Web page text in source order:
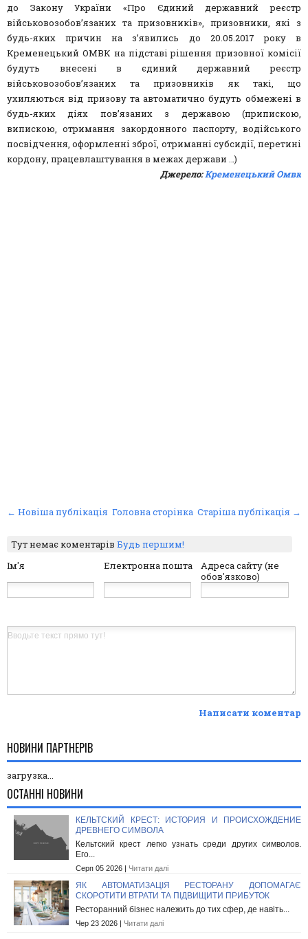
до Закону України «Про Єдиний державний реєстр
військовозобов’язаних та призовників», призовники, які з
будь-яких причин на з’явились до 20.05.2017 року в
Кременецький ОМВК на підставі рішення призовної комісії
будуть внесені в єдиний державний реєстр
військовозобов’язаних та призовників як такі, що
ухиляються від призову та автоматично будуть обмежені в
будь-яких діях пов’язаних з державою (припискою,
випискою, отримання закордонного паспорту, водійського
посвідчення, оформленні зброї, отриманні субсидії, перетині
кордону, працевлаштування в межах держави …)
Джерело:Кременецький Омвк
← Новіша публікація Старіша публікація →
Головна сторінка
Тут немає коментарівБудь першим!
Ім'я
Електронна пошта
Адреса сайту (не
обов'язково)
Написати коментар
НОВИНИ ПАРТНЕРІВ
загрузка...
ОСТАННІ НОВИНИ
КЕЛЬТСКИЙ КРЕСТ: ИСТОРИЯ И ПРОИСХОЖДЕНИЕ
ДРЕВНЕГО СИМВОЛА
Кельтский крест легко узнать среди других символов.
Его...
Серп 05 2026 | Читати далі
ЯК АВТОМАТИЗАЦІЯ РЕСТОРАНУ ДОПОМАГАЄ
СКОРОТИТИ ВТРАТИ ТА ПІДВИЩИТИ ПРИБУТОК
Ресторанний бізнес належить до тих сфер, де навіть...
Чер 23 2026 | Читати далі